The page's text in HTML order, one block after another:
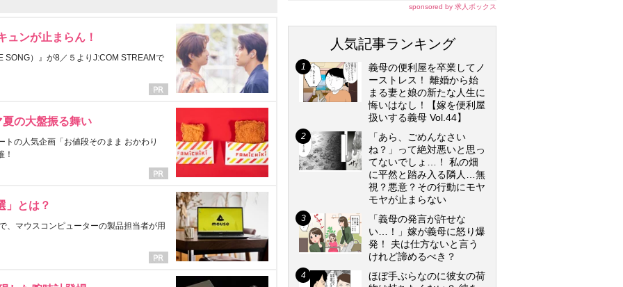
ュンが止まらん！
SONG）』が8／５よりJ:COM STREAMで
の大盤振る舞い
の人気企画「お値段そのまま おかわり
！
」とは？
、マウスコンピューターの製品担当者が用
sponsored by 求人ボックス
人気記事ランキング
義母の便利屋を卒業してノ
ーストレス！ 離婚から始
まる妻と娘の新たな人生に
悔いはなし！【嫁を便利屋
扱いする義母 Vol.44】
「あら、ごめんなさい
ね？」って絶対悪いと思っ
てないでしょ…！ 私の畑
に平然と踏み入る隣人…無
視？悪意？その行動にモヤ
モヤが止まらない
「義母の発言が許せな
い…！」嫁が義母に怒り爆
発！ 夫は仕方ないと言う
けれど諦めるべき？
ほぼ手ぶらなのに彼女の荷